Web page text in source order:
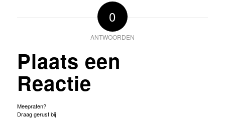
0
ANTWOORDEN
Plaats een
Reactie
Meepraten?
Draag gerust bij!